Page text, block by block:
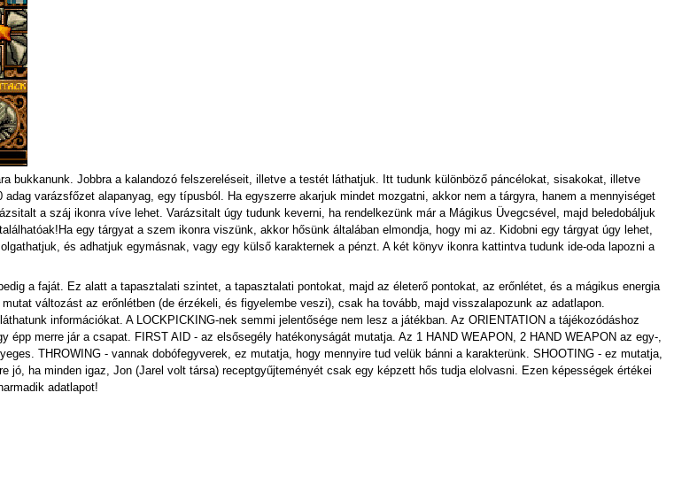
bukkanunk. Jobbra a kalandozó felszereléseit, illetve a testét láthatjuk. Itt tudunk különböző páncélokat, sisakokat, illetve
varázsfőzet alapanyag, egy típusból. Ha egyszerre akarjuk mindet mozgatni, akkor nem a tárgyra, hanem a mennyiséget
a száj ikonra víve lehet. Varázsitalt úgy tudunk keverni, ha rendelkezünk már a Mágikus Üvegcsével, majd beledobáljuk
egy tárgyat a szem ikonra viszünk, akkor hősünk általában elmondja, hogy mi az. Kidobni egy tárgyat úgy lehet,
és adhatjuk egymásnak, vagy egy külső karakternek a pénzt. A két könyv ikonra kattintva tudunk ide-oda lapozni a
a faját. Ez alatt a tapasztalati szintet, a tapasztalati pontokat, majd az életerő pontokat, az erőnlétet, és a mágikus energia
változást az erőnlétben (de érzékeli, és figyelembe veszi), csak ha tovább, majd visszalapozunk az adatlapon.
információkat. A LOCKPICKING-nek semmi jelentősége nem lesz a játékban. Az ORIENTATION a tájékozódáshoz
épp merre jár a csapat. FIRST AID - az elsősegély hatékonyságát mutatja. Az 1 HAND WEAPON, 2 HAND WEAPON az egy-,
THROWING - vannak dobófegyverek, ez mutatja, hogy mennyire tud velük bánni a karakterünk. SHOOTING - ez mutatja,
jó, ha minden igaz, Jon (Jarel volt társa) receptgyűjteményét csak egy képzett hős tudja elolvasni. Ezen képességek értékei
adatlapot!